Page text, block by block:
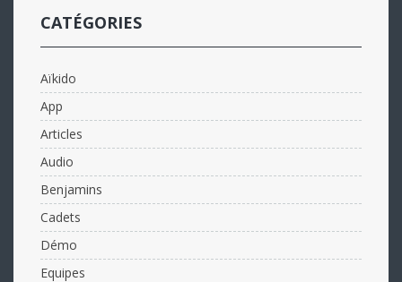
CATÉGORIES
Aïkido
App
Articles
Audio
Benjamins
Cadets
Démo
Equipes